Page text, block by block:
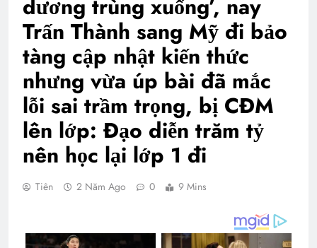
dương trùng xuống’, nay
Trấn Thành sang Mỹ đi bảo
tàng cập nhật kiến thức
nhưng vừa úp bài đã mắc
lỗi sai trầm trọng, bị CĐM
lên lớp: Đạo diễn trăm tỷ
nên học lại lớp 1 đi
Tiên 2 Năm Ago 0 9 Mins